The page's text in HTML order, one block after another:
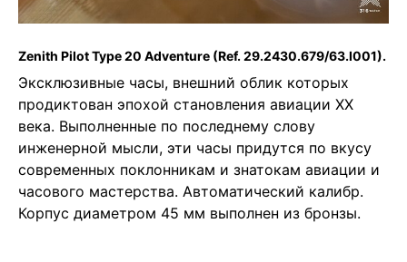
Zenith Pilot Type 20 Adventure (Ref. 29.2430.679/63.I001).
Эксклюзивные часы, внешний облик которых
продиктован эпохой становления авиации XX
века. Выполненные по последнему слову
инженерной мысли, эти часы придутся по вкусу
современных поклонникам и знатокам авиации и
часового мастерства. Автоматический калибр.
Корпус диаметром 45 мм выполнен из бронзы.